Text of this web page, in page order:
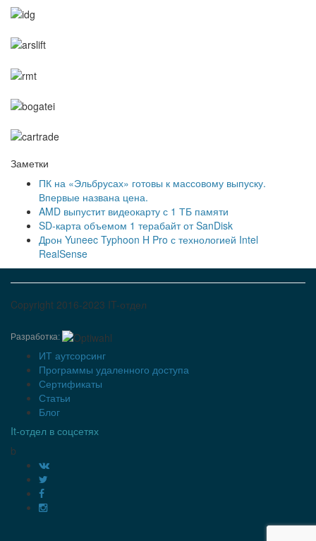
Заметки
ПК на «Эльбрусах» готовы к массовому выпуску.
Впервые названа цена.
AMD выпустит видеокарту с 1 ТБ памяти
SD-карта объемом 1 терабайт от SanDisk
Дрон Yuneec Typhoon H Pro с технологией Intel
RealSense
Copyright 2016-2023 IT-отдел
Разработка:
ИТ аутсорсинг
Программы удаленного доступа
Сертификаты
Статьи
Блог
It-отдел в соцсетях
b